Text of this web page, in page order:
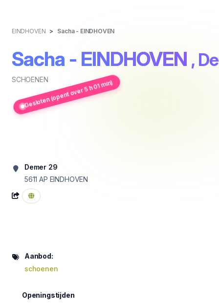
EINDHOVEN Sacha - EINDHOVEN
Sacha - EINDHOVEN ,
SCHOENEN
Gesloten (opent over 5 h 01 min)
Demer 29
5611 AP EINDHOVEN
Aanbod:
schoenen
Openingstijden